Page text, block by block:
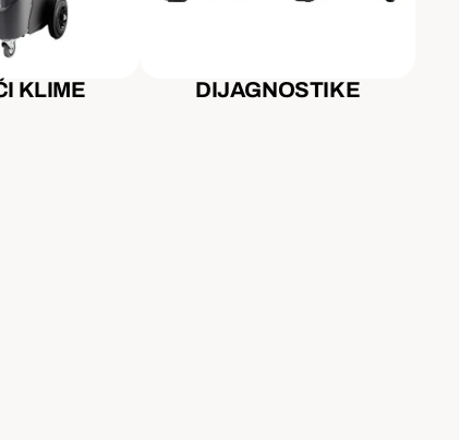
KLIME DIJAGNOSTIKE